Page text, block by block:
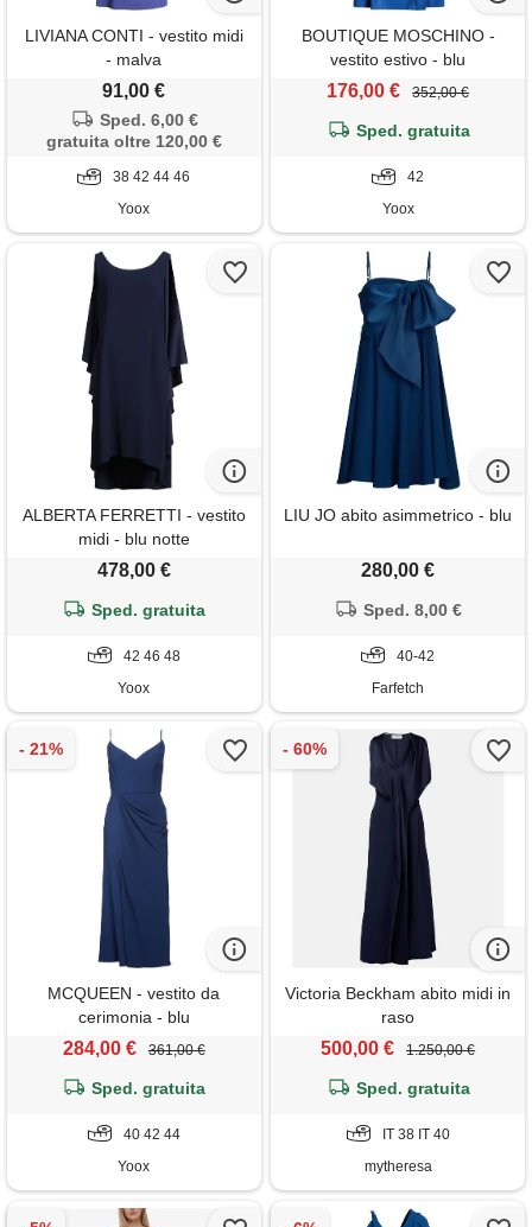
LIVIANA CONTI - vestito midi
- malva
91,00 €
Sped. 6,00 €
gratuita oltre 120,00 €
38 42 44 46
Yoox
BOUTIQUE MOSCHINO -
vestito estivo - blu
176,00 € 352,00 €
Sped. gratuita
42
Yoox
ALBERTA FERRETTI - vestito
midi - blu notte
478,00 €
Sped. gratuita
42 46 48
Yoox
LIU JO abito asimmetrico - blu
280,00 €
Sped. 8,00 €
40-42
Farfetch
MCQUEEN - vestito da
cerimonia - blu
284,00 € 361,00 €
Sped. gratuita
40 42 44
Yoox
Victoria Beckham abito midi in
raso
500,00 € 1.250,00 €
Sped. gratuita
IT 38 IT 40
mytheresa